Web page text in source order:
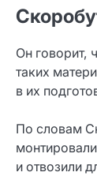
Он говорит,
таких
в их
По словам
и отвозили